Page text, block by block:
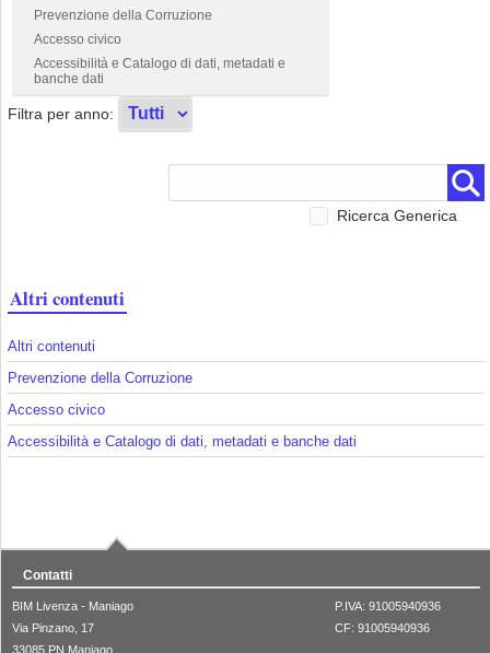
Prevenzione della Corruzione
Accesso civico
Accessibilità e Catalogo di dati, metadati e
banche dati
Filtra per anno:
Ricerca Generica
Altri contenuti
Altri contenuti
Prevenzione della Corruzione
Accesso civico
Accessibilità e Catalogo di dati, metadati e banche dati
Contatti
BIM Livenza - Maniago
Via Pinzano, 17
33085 PN Maniago
P.IVA: 91005940936
CF: 91005940936